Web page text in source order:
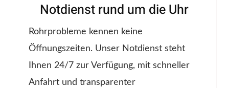
Notdienst rund um die Uhr
Rohrprobleme kennen keine
Öffnungszeiten. Unser Notdienst steht
Ihnen 24/7 zur Verfügung, mit schneller
Anfahrt und transparenter